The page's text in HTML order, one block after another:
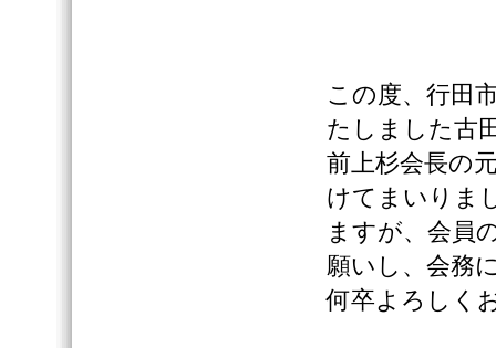
この度、行田
たしました古
前上杉会長の
けてまいりま
ますが、会員
願いし、会務
何卒よろしく